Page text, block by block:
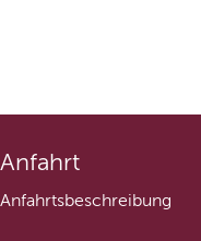
Anfahrt
Anfahrtsbeschreibung